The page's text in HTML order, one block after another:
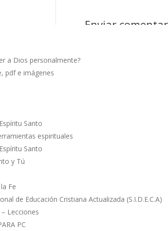
a Dios personalmente?
pdf e imágenes
Santo
espirituales
Santo
y Tú
Fe
de Educación Cristiana Actualizada (S.I.D.E.C.A)
Lecciones
PC
Enviar
Correo electrónico*